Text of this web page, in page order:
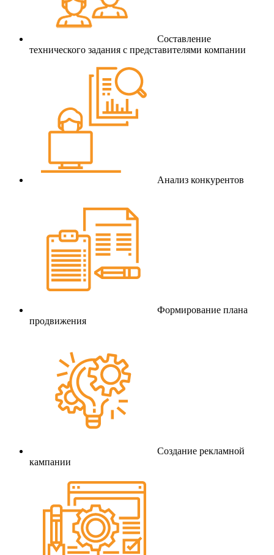
Составление
технического задания с представителями компании
Анализ конкурентов
Формирование плана
продвижения
Создание рекламной
кампании